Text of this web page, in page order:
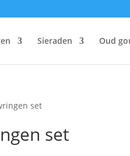
Sieraden Oud
set
set